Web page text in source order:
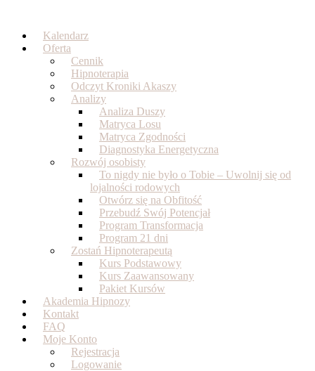
content
Kalendarz
Oferta
Cennik
Hipnoterapia
Odczyt Kroniki Akaszy
Analizy
Analiza Duszy
Matryca Losu
Matryca Zgodności
Diagnostyka Energetyczna
Rozwój osobisty
To nigdy nie było o Tobie – Uwolnij się od
lojalności rodowych
Otwórz się na Obfitość
Przebudź Swój Potencjał
Program Transformacja
Program 21 dni
Zostań Hipnoterapeutą
Kurs Podstawowy
Kurs Zaawansowany
Pakiet Kursów
Akademia Hipnozy
Kontakt
FAQ
Moje Konto
Rejestracja
Logowanie